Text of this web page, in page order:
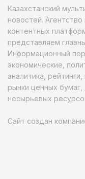
Казахстанский
новостей.
контентных
представляем
Информационный
экономические,
аналитика,
рынки ценных
несырьевых
Сайт создан